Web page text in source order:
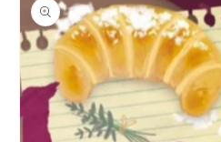
información
del producto